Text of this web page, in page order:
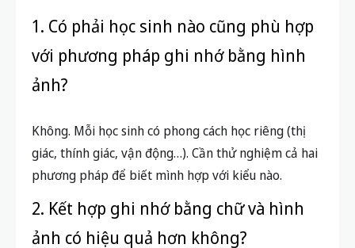
Không. Mỗi học sinh có phong cách học riêng (thị
giác, thính giác, vận động…). Cần thử nghiệm cả hai
phương pháp để biết mình hợp với kiểu nào.
ảnh có hiệu quả hơn không?
Rất hiệu quả! Việc đồng thời dùng chữ và hình ảnh
sẽ giúp não bộ “mã hóa” thông tin tốt hơn, lưu giữ
lâu hơn nhờ tận dụng song song hai kênh tiếp nhận.